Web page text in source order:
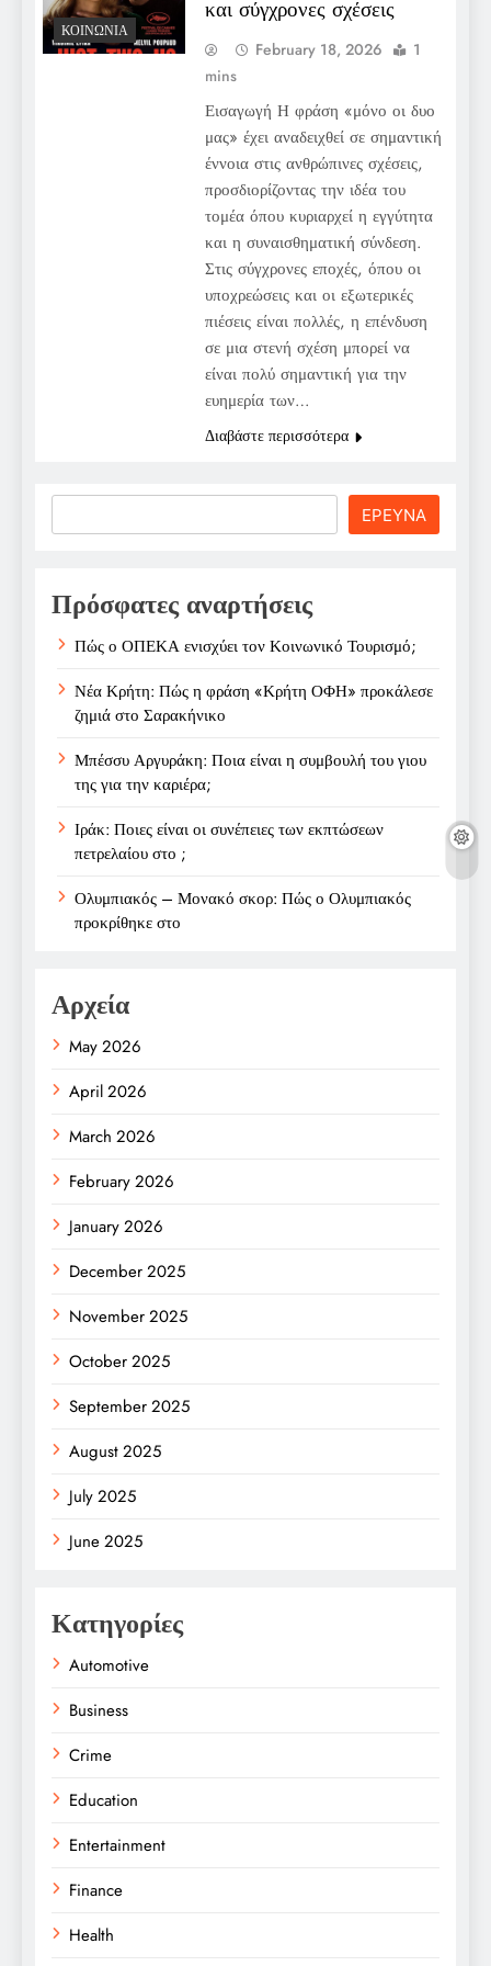
ΚΟΙΝΩΝΊΑ
και σύγχρονες σχέσεις
February 18, 2026
1
mins
Εισαγωγή Η φράση «μόνο οι δυο
μας» έχει αναδειχθεί σε σημαντική
έννοια στις ανθρώπινες σχέσεις,
προσδιορίζοντας την ιδέα του
τομέα όπου κυριαρχεί η εγγύτητα
και η συναισθηματική σύνδεση.
Στις σύγχρονες εποχές, όπου οι
υποχρεώσεις και οι εξωτερικές
πιέσεις είναι πολλές, η επένδυση
σε μια στενή σχέση μπορεί να
είναι πολύ σημαντική για την
ευημερία των…
Διαβάστε περισσότερα
ΕΡΕΥΝΑ
Πρόσφατες αναρτήσεις
Πώς ο ΟΠΕΚΑ ενισχύει τον Κοινωνικό Τουρισμό;
Νέα Κρήτη: Πώς η φράση «Κρήτη ΟΦΗ» προκάλεσε
ζημιά στο Σαρακήνικο
Μπέσσυ Αργυράκη: Ποια είναι η συμβουλή του γιου
της για την καριέρα;
Ιράκ: Ποιες είναι οι συνέπειες των εκπτώσεων
πετρελαίου στο ;
Ολυμπιακός – Μονακό σκορ: Πώς ο Ολυμπιακός
προκρίθηκε στο
Αρχεία
May 2026
April 2026
March 2026
February 2026
January 2026
December 2025
November 2025
October 2025
September 2025
August 2025
July 2025
June 2025
Κατηγορίες
Automotive
Business
Crime
Education
Entertainment
Finance
Health